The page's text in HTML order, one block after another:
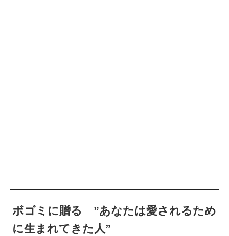
ボゴミに贈る ”あなたは愛されるため
に生まれてきた人”